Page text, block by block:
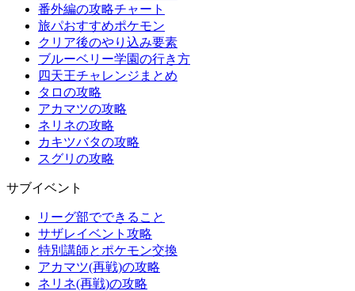
番外編の攻略チャート
旅パおすすめポケモン
クリア後のやり込み要素
ブルーベリー学園の行き方
四天王チャレンジまとめ
タロの攻略
アカマツの攻略
ネリネの攻略
カキツバタの攻略
スグリの攻略
サブイベント
リーグ部でできること
サザレイベント攻略
特別講師とポケモン交換
アカマツ(再戦)の攻略
ネリネ(再戦)の攻略